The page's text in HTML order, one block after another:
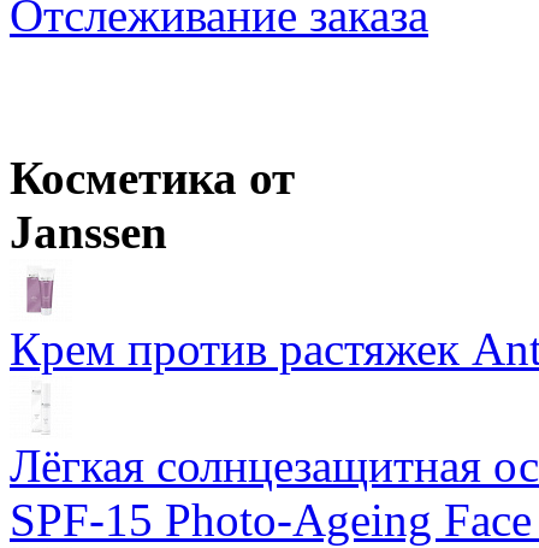
Розничная цена от800р.
Оптовая цена
от693р.
Ожидается
Schwarzkopf Professional IGORA Royal крем-краска для волос
Отслеживание заказа
Косметика от
Janssen
Крем против растяжек
Лёгкая солнцезащитная
SPF-15 Photo-Ageing